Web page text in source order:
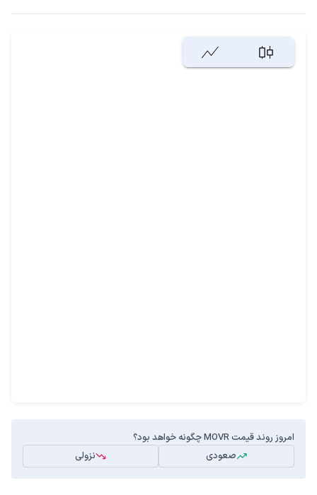
امروز روند قیمت MOVR چگونه خواهد بود؟
صعودی
نزولی